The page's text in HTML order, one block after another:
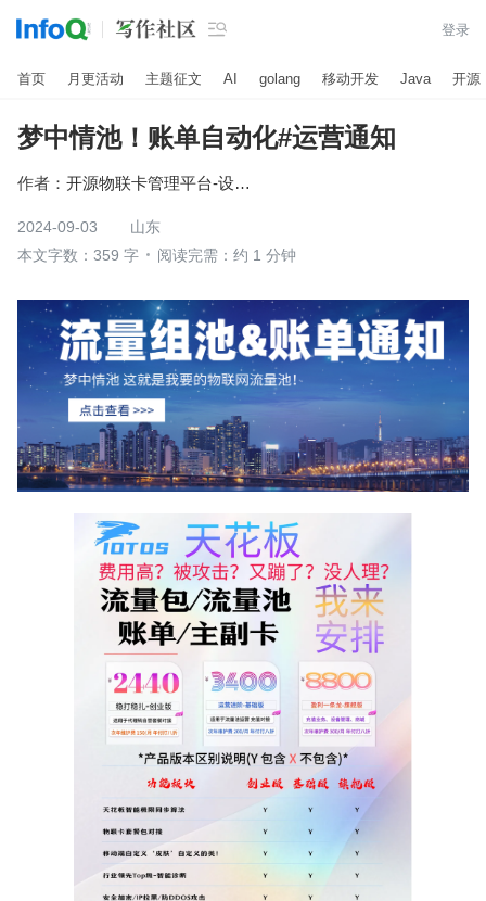
 登录
首页 月更活动 主题征文 AI golang 移动开发 Java 开源
梦中情池！账单自动化#运营通知
作者： 开源物联卡管理平台-设备管理
2024-09-03
山东
本文字数：359 字
阅读完需：约 1 分钟